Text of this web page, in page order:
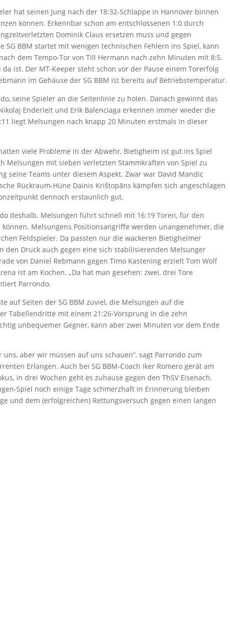
hat seinen Jung nach der 18:32-Schlappe in Hannover binnen
können. Erkennbar schon am entschlossenen 1:0 durch
Dominik Claus ersetzen muss und gegen
BBM startet mit wenigen technischen Fehlern ins Spiel, kann
dem Tempo-Tor von Till Hermann nach zehn Minuten mit 8:5.
ist. Der MT-Keeper steht schon vor der Pause einem Torerfolg
im Gehäuse der SG BBM ist bereits auf Betriebstemperatur.
seine Spieler an die Seitenlinie zu holen. Danach gewinnt das
Enderleit und Erik Balenciaga erkennen immer wieder die
liegt Melsungen nach knapp 20 Minuten erstmals in dieser
viele Probleme in der Abwehr, Bietigheim ist gut ins Spiel
Melsungen mit sieben verletzten Stammkräften von Spiel zu
seine Teams unter diesem Aspekt. Zwar war David Mandic
Rückraum-Hüne Dainis Krištopāns kämpfen sich angeschlagen
dennoch erstaunlich gut.
deshalb. Melsungen führt schnell mit 16:19 Toren, für den
Melsungens Positionsangriffe werden unangenehmer, die
Feldspieler. Da passten nur die wackeren Bietigheimer
den Druck auch gegen eine sich stabilisierenden Melsunger
von Daniel Rebmann gegen Timo Kastening erzielt Tom Wolf
ist am Kochen. „Da hat man gesehen: zwei, drei Tore
Parrondo.
auf Seiten der SG BBM zuviel, die Melsungen auf die
Tabellendritte mit einem 21:26-Vorsprung in die zehn
unbequemer Gegner, kann aber zwei Minuten vor dem Ende
aber wir müssen auf uns schauen“, sagt Parrondo zum
Erlangen. Auch bei SG BBM-Coach Iker Romero gerät am
in drei Wochen geht es zuhause gegen den ThSV Eisenach.
Spiel noch einige Tage schmerzhaft in Erinnerung bleiben
und dem (erfolgreichen) Rettungsversuch gegen einen langen